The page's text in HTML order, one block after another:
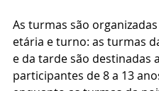
As turmas são
etária e turno: as turmas
e da tarde são destinadas a
participantes de 8 a 13